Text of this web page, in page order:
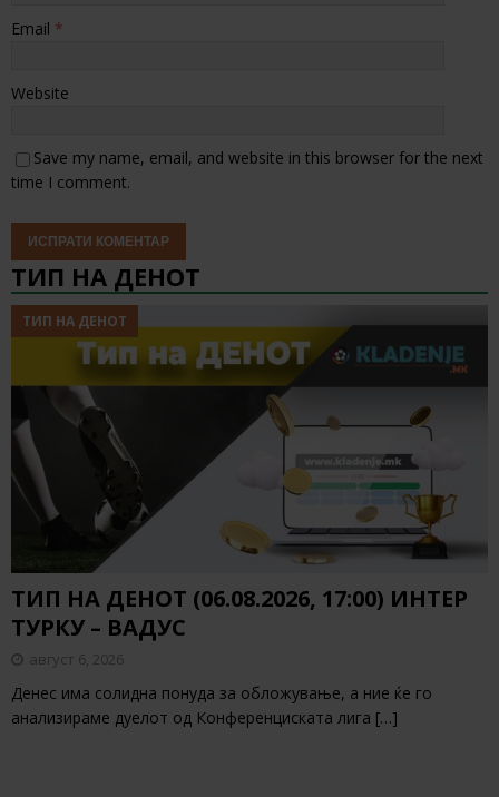
Email *
Website
Save my name, email, and website in this browser for the next
time I comment.
ТИП НА ДЕНОТ
ТИП НА ДЕНОТ
ТИП НА ДЕНОТ (06.08.2026, 17:00) ИНТЕР
ТУРКУ – ВАДУС
август 6, 2026
Денес има солидна понуда за обложување, а ние ќе го
анализираме дуелот од Конференциската лига […]